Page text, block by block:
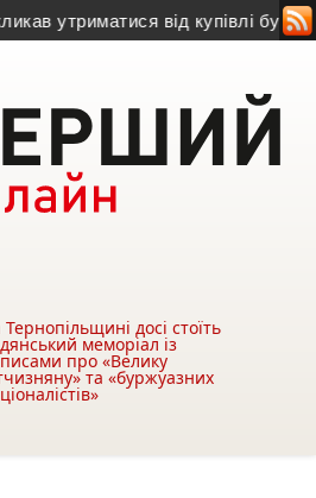
від купівлі будівлі у
досі стоїть
меморіал із
про «Велику
та «буржуазних